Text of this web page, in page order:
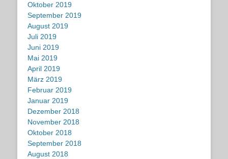
Oktober 2019
September 2019
August 2019
Juli 2019
Juni 2019
Mai 2019
April 2019
März 2019
Februar 2019
Januar 2019
Dezember 2018
November 2018
Oktober 2018
September 2018
August 2018